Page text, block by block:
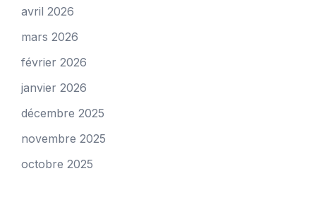
avril 2026
mars 2026
février 2026
janvier 2026
décembre 2025
novembre 2025
octobre 2025